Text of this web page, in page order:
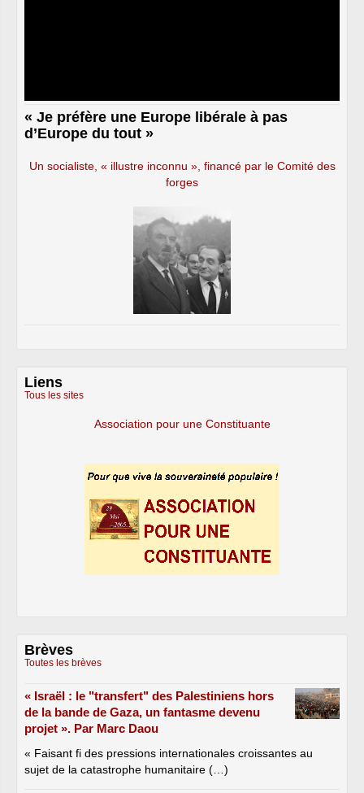
« Je préfère une Europe libérale à pas
d’Europe du tout »
Un socialiste, « illustre inconnu », financé par le Comité des
forges
Liens
Tous les sites
Association pour une Constituante
Brèves
Toutes les brèves
« Israël : le "transfert" des Palestiniens hors
de la bande de Gaza, un fantasme devenu
projet ». Par Marc Daou
« Faisant fi des pressions internationales croissantes au
sujet de la catastrophe humanitaire (…)